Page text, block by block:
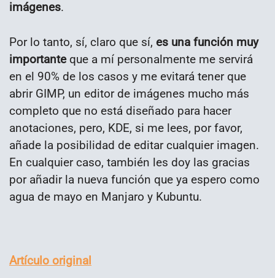
imágenes.
Por lo tanto, sí, claro que sí, es una función muy
importanteque a mí personalmente me servirá
en el 90% de los casos y me evitará tener que
abrir GIMP, un editor de imágenes mucho más
completo que no está diseñado para hacer
anotaciones, pero, KDE, si me lees, por favor,
añade la posibilidad de editar cualquier imagen.
En cualquier caso, también les doy las gracias
por añadir la nueva función que ya espero como
agua de mayo en Manjaro y Kubuntu.
Artículo original